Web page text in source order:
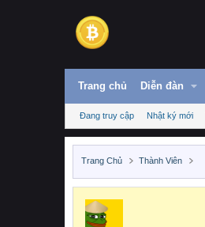
Trang chủ Diễn đàn
Đang truy cập Nhật ký mới
Trang Chủ Thành Viên